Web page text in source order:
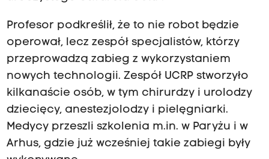
Profesor podkreślił, że to nie robot będzie
operował, lecz zespół specjalistów, którzy
przeprowadzą zabieg z wykorzystaniem
nowych technologii. Zespół UCRP stworzyło
kilkanaście osób, w tym chirurdzy i urolodzy
dziecięcy, anestezjolodzy i pielęgniarki.
Medycy przeszli szkolenia m.in. w Paryżu i w
Arhus, gdzie już wcześniej takie zabiegi były